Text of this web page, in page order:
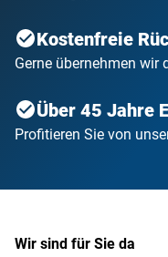
Kostenfreie
Gerne übernehmen wir
Über 45 Jahre
Profitieren Sie von
Wir sind für Sie da